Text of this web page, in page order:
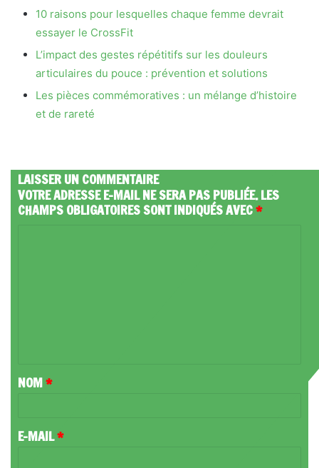
10 raisons pour lesquelles chaque femme devrait
essayer le CrossFit
L’impact des gestes répétitifs sur les douleurs
articulaires du pouce : prévention et solutions
Les pièces commémoratives : un mélange d’histoire
et de rareté
LAISSER UN COMMENTAIRE
VOTRE ADRESSE E-MAIL NE SERA PAS PUBLIÉE.LES
CHAMPS OBLIGATOIRES SONT INDIQUÉS AVEC*
A
R
NOM*
E-MAIL*